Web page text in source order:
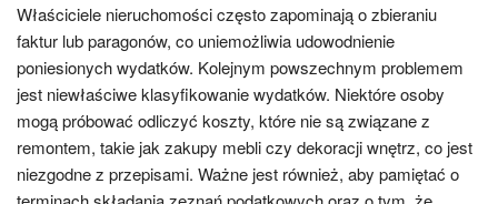
Właściciele nieruchomości często zapominają o zbieraniu
faktur lub paragonów, co uniemożliwia udowodnienie
poniesionych wydatków. Kolejnym powszechnym problemem
jest niewłaściwe klasyfikowanie wydatków. Niektóre osoby
mogą próbować odliczyć koszty, które nie są związane z
remontem, takie jak zakupy mebli czy dekoracji wnętrz, co jest
niezgodne z przepisami. Ważne jest również, aby pamiętać o